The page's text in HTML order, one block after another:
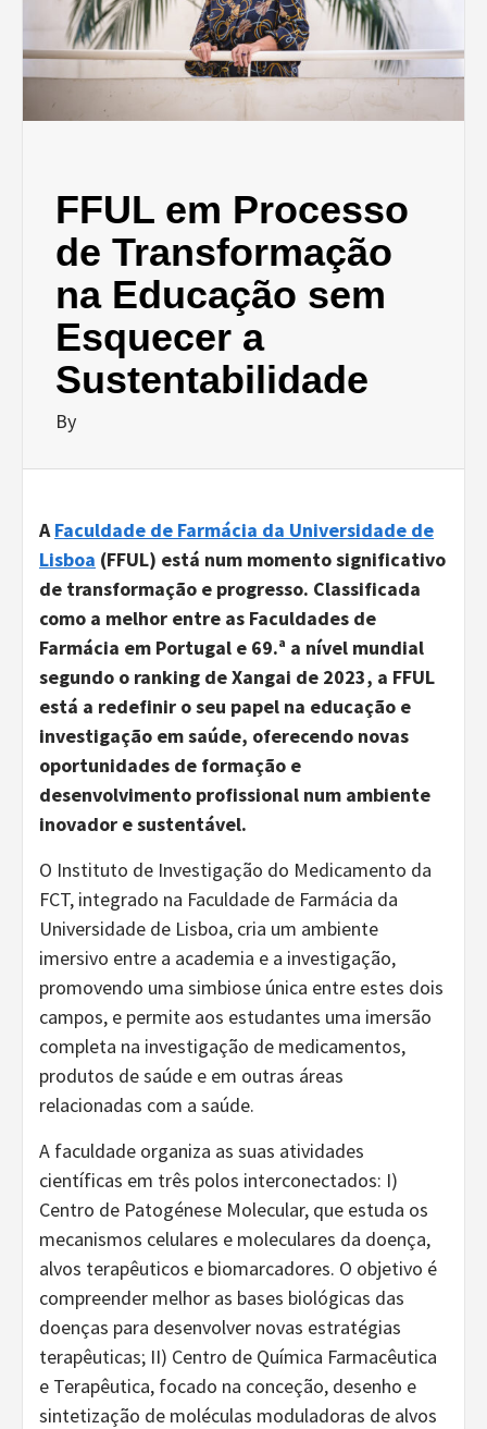
FFUL em Processo
de Transformação
na Educação sem
Esquecer a
Sustentabilidade
By
AFaculdade de Farmácia da Universidade de
Lisboa (FFUL) está num momento significativo
de transformação e progresso. Classificada
como a melhor entre as Faculdades de
Farmácia em Portugal e 69.ª a nível mundial
segundo o ranking de Xangai de 2023, a FFUL
está a redefinir o seu papel na educação e
investigação em saúde, oferecendo novas
oportunidades de formação e
desenvolvimento profissional num ambiente
inovador e sustentável.
O Instituto de Investigação do Medicamento da
FCT, integrado na Faculdade de Farmácia da
Universidade de Lisboa, cria um ambiente
imersivo entre a academia e a investigação,
promovendo uma simbiose única entre estes dois
campos, e permite aos estudantes uma imersão
completa na investigação de medicamentos,
produtos de saúde e em outras áreas
relacionadas com a saúde.
A faculdade organiza as suas atividades
científicas em três polos interconectados: I)
Centro de Patogénese Molecular, que estuda os
mecanismos celulares e moleculares da doença,
alvos terapêuticos e biomarcadores. O objetivo é
compreender melhor as bases biológicas das
doenças para desenvolver novas estratégias
terapêuticas; II) Centro de Química Farmacêutica
e Terapêutica, focado na conceção, desenho e
sintetização de moléculas moduladoras de alvos